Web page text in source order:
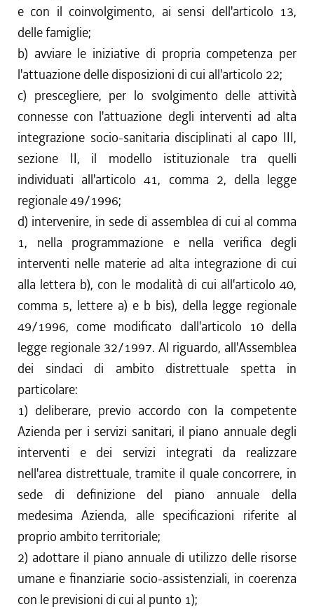
e con il coinvolgimento, ai sensi dell'articolo 13,
delle famiglie;
b) avviare le iniziative di propria competenza per
l'attuazione delle disposizioni di cui all'articolo 22;
c) prescegliere, per lo svolgimento delle attività
connesse con l'attuazione degli interventi ad alta
integrazione socio-sanitaria disciplinati al capo III,
sezione II, il modello istituzionale tra quelli
individuati all'articolo 41, comma 2, della legge
regionale 49/1996;
d) intervenire, in sede di assemblea di cui al comma
1, nella programmazione e nella verifica degli
interventi nelle materie ad alta integrazione di cui
alla lettera b), con le modalità di cui all'articolo 40,
comma 5, lettere a) e b bis), della legge regionale
49/1996, come modificato dall'articolo 10 della
legge regionale 32/1997. Al riguardo, all'Assemblea
dei sindaci di ambito distrettuale spetta in
particolare:
1) deliberare, previo accordo con la competente
Azienda per i servizi sanitari, il piano annuale degli
interventi e dei servizi integrati da realizzare
nell'area distrettuale, tramite il quale concorrere, in
sede di definizione del piano annuale della
medesima Azienda, alle specificazioni riferite al
proprio ambito territoriale;
2) adottare il piano annuale di utilizzo delle risorse
umane e finanziarie socio-assistenziali, in coerenza
con le previsioni di cui al punto 1);